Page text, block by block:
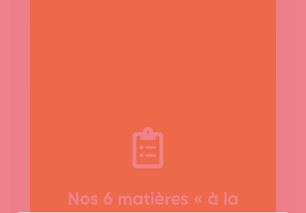
Nos 6 matières « à la
Inscription à la liste